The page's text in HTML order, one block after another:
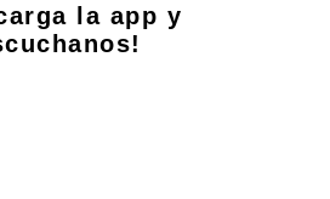
la app y